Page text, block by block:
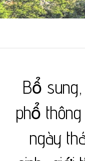
Bổ
phổ
ngày